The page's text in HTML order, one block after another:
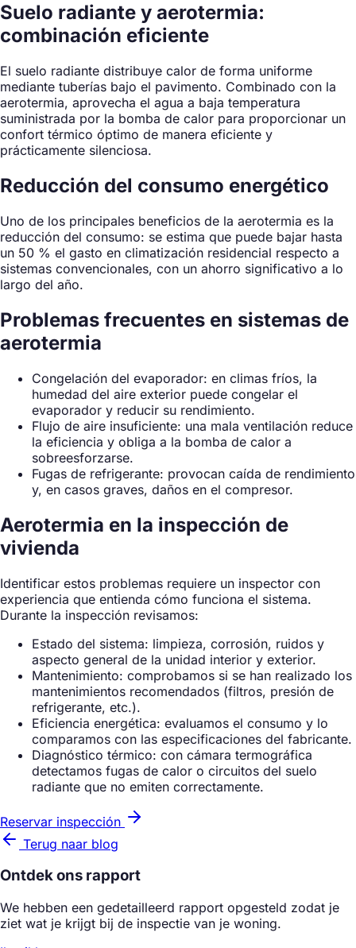
Suelo radiante y aerotermia:
combinación eficiente
El suelo radiante distribuye calor de forma uniforme
mediante tuberías bajo el pavimento. Combinado con la
aerotermia, aprovecha el agua a baja temperatura
suministrada por la bomba de calor para proporcionar un
confort térmico óptimo de manera eficiente y
prácticamente silenciosa.
Reducción del consumo energético
Uno de los principales beneficios de la aerotermia es la
reducción del consumo: se estima que puede bajar hasta
un 50 % el gasto en climatización residencial respecto a
sistemas convencionales, con un ahorro significativo a lo
largo del año.
Problemas frecuentes en sistemas de
aerotermia
Congelación del evaporador: en climas fríos, la
humedad del aire exterior puede congelar el
evaporador y reducir su rendimiento.
Flujo de aire insuficiente: una mala ventilación reduce
la eficiencia y obliga a la bomba de calor a
sobreesforzarse.
Fugas de refrigerante: provocan caída de rendimiento
y, en casos graves, daños en el compresor.
Aerotermia en la inspección de
vivienda
Identificar estos problemas requiere un inspector con
experiencia que entienda cómo funciona el sistema.
Durante la inspección revisamos:
Estado del sistema: limpieza, corrosión, ruidos y
aspecto general de la unidad interior y exterior.
Mantenimiento: comprobamos si se han realizado los
mantenimientos recomendados (filtros, presión de
refrigerante, etc.).
Eficiencia energética: evaluamos el consumo y lo
comparamos con las especificaciones del fabricante.
Diagnóstico térmico: con cámara termográfica
detectamos fugas de calor o circuitos del suelo
radiante que no emiten correctamente.
Reservar inspección
Terug naar blog
Ontdek ons rapport
We hebben een gedetailleerd rapport opgesteld zodat je
ziet wat je krijgt bij de inspectie van je woning.